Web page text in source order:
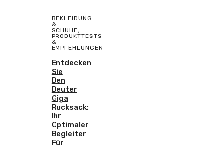
BEKLEIDUNG
&
SCHUHE,
PRODUKTTESTS
&
EMPFEHLUNGEN
Entdecken
Sie
Den
Deuter
Giga
Rucksack:
Ihr
Optimaler
Begleiter
Für